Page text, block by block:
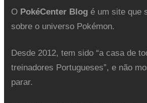
O PokéCenter Blogé um site que
sobre o universo Pokémon.
Desde 2012, tem sido “a casa de
treinadores Portugueses”, e não
parar.